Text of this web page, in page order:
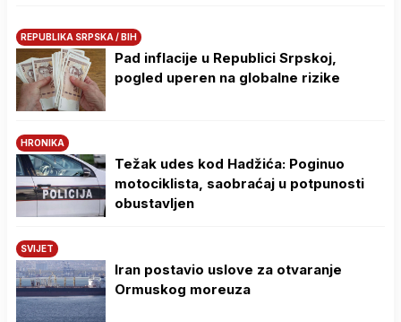
REPUBLIKA SRPSKA / BIH
Pad inflacije u Republici Srpskoj,
pogled uperen na globalne rizike
HRONIKA
Težak udes kod Hadžića: Poginuo
motociklista, saobraćaj u potpunosti
obustavljen
SVIJET
Iran postavio uslove za otvaranje
Ormuskog moreuza